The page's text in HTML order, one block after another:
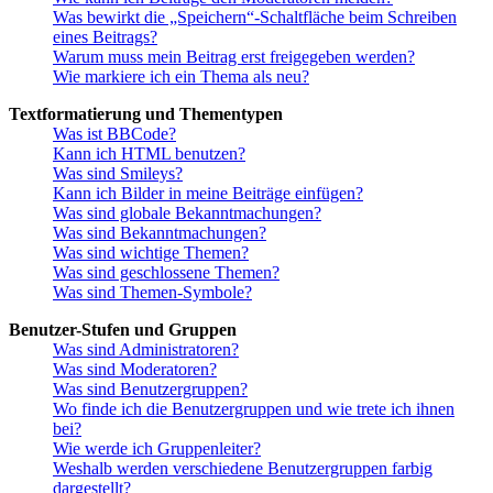
Was bewirkt die „Speichern“-Schaltfläche beim Schreiben
eines Beitrags?
Warum muss mein Beitrag erst freigegeben werden?
Wie markiere ich ein Thema als neu?
Textformatierung und Thementypen
Was ist BBCode?
Kann ich HTML benutzen?
Was sind Smileys?
Kann ich Bilder in meine Beiträge einfügen?
Was sind globale Bekanntmachungen?
Was sind Bekanntmachungen?
Was sind wichtige Themen?
Was sind geschlossene Themen?
Was sind Themen-Symbole?
Benutzer-Stufen und Gruppen
Was sind Administratoren?
Was sind Moderatoren?
Was sind Benutzergruppen?
Wo finde ich die Benutzergruppen und wie trete ich ihnen
bei?
Wie werde ich Gruppenleiter?
Weshalb werden verschiedene Benutzergruppen farbig
dargestellt?